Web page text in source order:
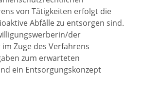
von Tätigkeiten erfolgt die
Abfälle zu entsorgen sind.
der
Zuge des Verfahrens
zum erwarteten
ein Entsorgungskonzept